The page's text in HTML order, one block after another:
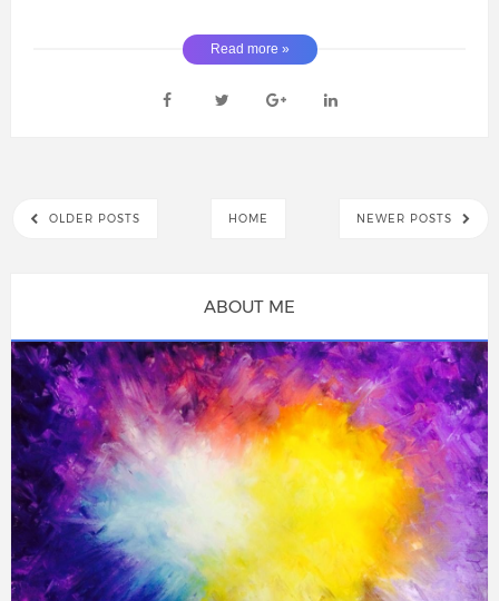
Read more »
OLDER POSTS HOME NEWER POSTS
ABOUT ME